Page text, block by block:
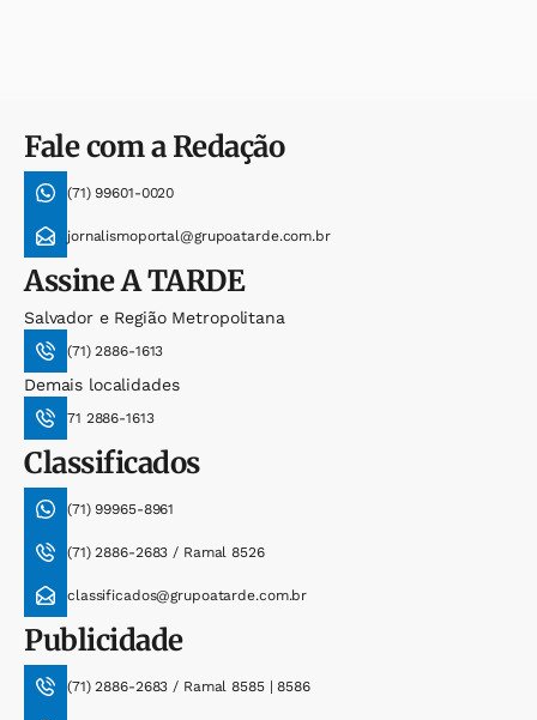
Fale com a Redação
(71) 99601-0020
jornalismoportal@grupoatarde.com.br
AssineA TARDE
Salvador e Região Metropolitana
(71) 2886-1613
Demais localidades
71 2886-1613
Classificados
(71) 99965-8961
(71) 2886-2683 / Ramal 8526
classificados@grupoatarde.com.br
Publicidade
(71) 2886-2683 / Ramal 8585 | 8586